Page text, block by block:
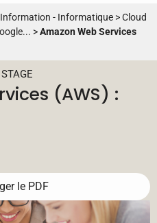
- Informatique >Cloud
>Amazon Web Services
STAGE
(AWS) :
le PDF